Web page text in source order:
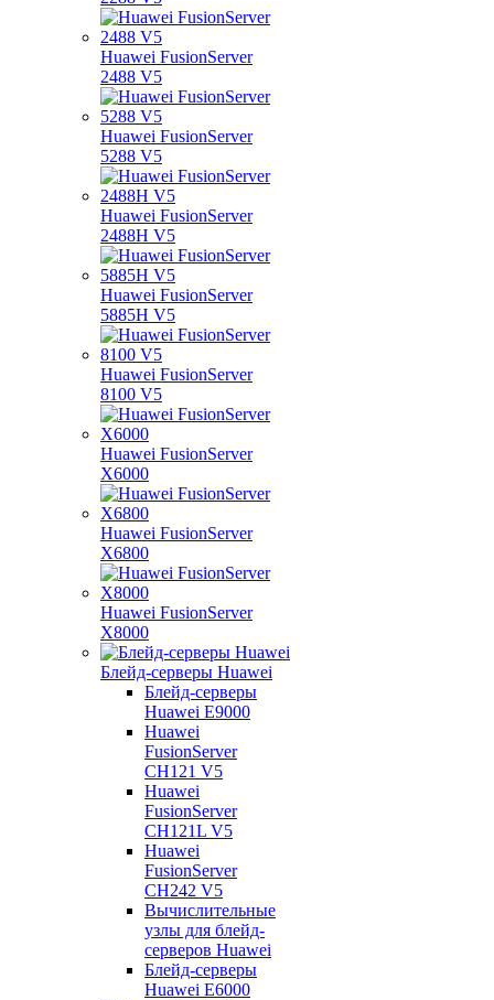
Huawei FusionServer
2488 V5
Huawei FusionServer
5288 V5
Huawei FusionServer
2488H V5
Huawei FusionServer
5885H V5
Huawei FusionServer
8100 V5
Huawei FusionServer
X6000
Huawei FusionServer
X6800
Huawei FusionServer
X8000
Блейд-серверы Huawei
Блейд-серверы
Huawei E9000
Huawei
FusionServer
CH121 V5
Huawei
FusionServer
CH121L V5
Huawei
FusionServer
CH242 V5
Вычислительные
узлы для блейд-
серверов Huawei
Блейд-серверы
Huawei E6000